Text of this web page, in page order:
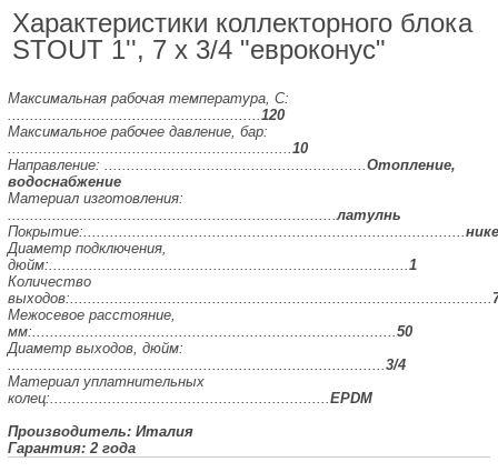
Характеристики коллекторного блока
STOUT 1'', 7 x 3/4 "евроконус"
Максимальная рабочая температура, С:
120
Максимальное рабочее давление, бар:
10
Направление: ........................................................... Отопление,
водоснабжение
Материал изготовления:
латулнь
Покрытие:......................................................................................
Диаметр подключения,
дюйм:................................................................................. 1
Количество
выходов:...............................................................................................
Межосевое расстояние,
мм:.................................................................................. 50
Диаметр выходов, дюйм:
3/4
Материал уплатнительных
колец:............................................................... EPDM
Производитель: Италия
Гарантия: 2 года